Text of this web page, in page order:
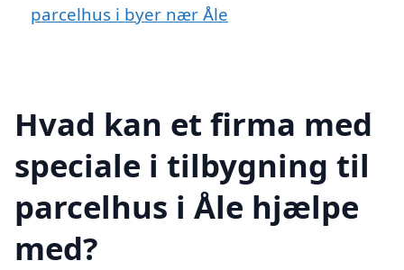
parcelhus i byer nær Åle
Hvad kan et firma med
speciale i tilbygning til
parcelhus i Åle hjælpe
med?